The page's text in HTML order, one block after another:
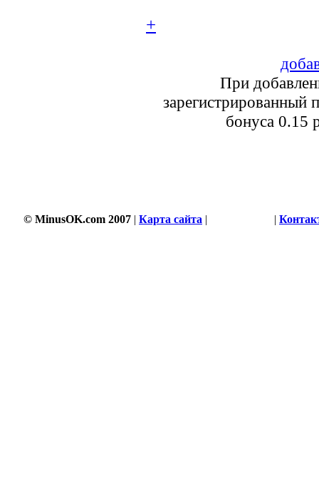
+
При
зарегистрированный
бонуса 0.15
© MinusOK.com 2007 | Карта сайта | |